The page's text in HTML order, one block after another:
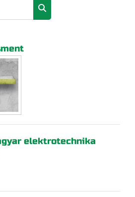
Kurzusok keresése
elektrotechnika